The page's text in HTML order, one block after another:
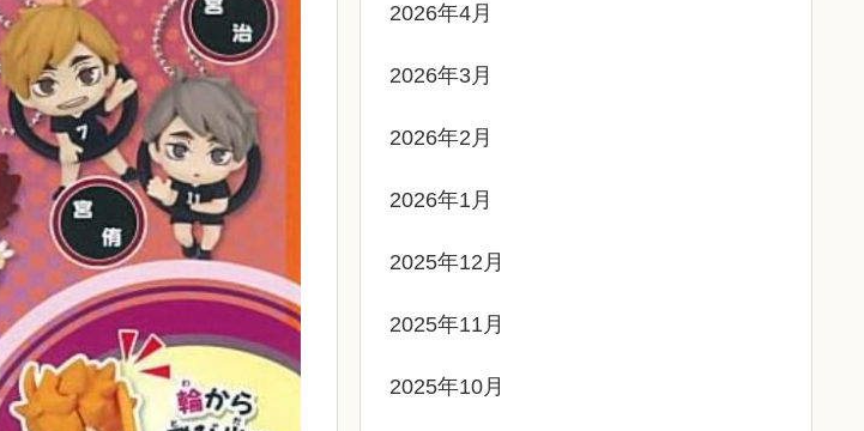
2026年4月
2026年3月
2026年2月
2026年1月
2025年12月
2025年11月
2025年10月